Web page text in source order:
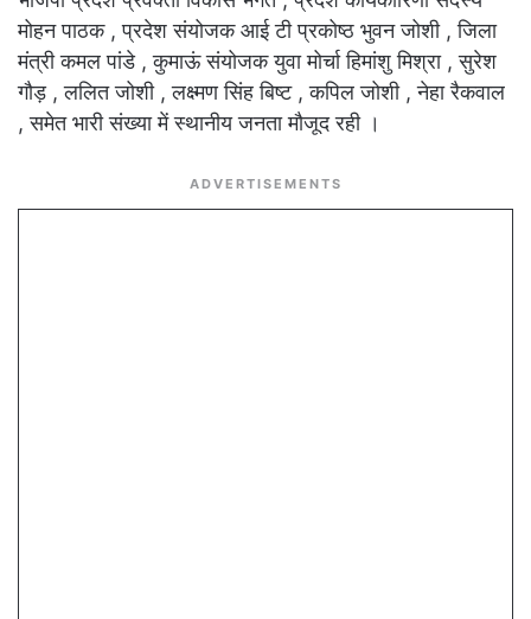
मोहन पाठक , प्रदेश संयोजक आई टी प्रकोष्ठ भुवन जोशी , जिला
मंत्री कमल पांडे , कुमाऊं संयोजक युवा मोर्चा हिमांशु मिश्रा , सुरेश
गौड़ , ललित जोशी , लक्ष्मण सिंह बिष्ट , कपिल जोशी , नेहा रैकवाल
, समेत भारी संख्या में स्थानीय जनता मौजूद रही ।
ADVERTISEMENTS